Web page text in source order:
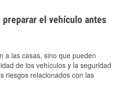
el vehículo antes
a las casas, sino que pueden
de los vehículos y la seguridad
riesgos relacionados con las